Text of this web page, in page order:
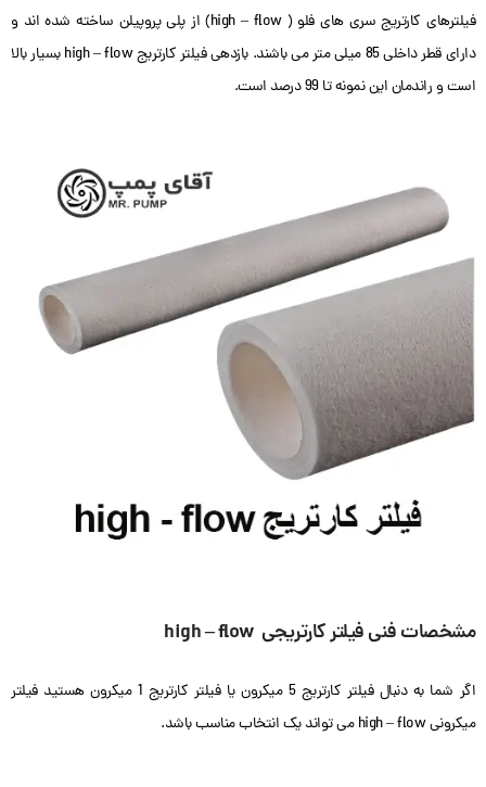
فیلترهای کارتریج سری های فلو ( high – flow) از پلی پروپیلن ساخته شده اند و
دارای قطر داخلی 85 میلی متر می باشند. بازدهی فیلتر کارتریج high – flow بسیار بالا
است و راندمان این نمونه تا 99 درصد است.
مشخصات فنی فیلتر کارتریجی high – flow
اگر شما به دنبال فیلتر کارتریج 5 میکرون یا فیلتر کارتریج 1 میکرون هستید فیلتر
میکرونی high – flow می تواند یک انتخاب مناسب باشد.